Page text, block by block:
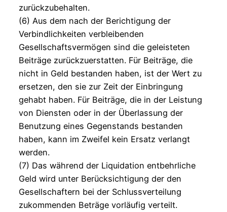
zurückzubehalten.
(6) Aus dem nach der Berichtigung der
Verbindlichkeiten verbleibenden
Gesellschaftsvermögen sind die geleisteten
Beiträge zurückzuerstatten. Für Beiträge, die
nicht in Geld bestanden haben, ist der Wert zu
ersetzen, den sie zur Zeit der Einbringung
gehabt haben. Für Beiträge, die in der Leistung
von Diensten oder in der Überlassung der
Benutzung eines Gegenstands bestanden
haben, kann im Zweifel kein Ersatz verlangt
werden.
(7) Das während der Liquidation entbehrliche
Geld wird unter Berücksichtigung der den
Gesellschaftern bei der Schlussverteilung
zukommenden Beträge vorläufig verteilt.